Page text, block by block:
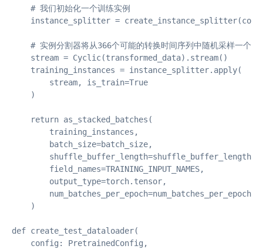
    # 我们初始化一个训练实例
instance_splitter =
# 实例分割器将从366个可能的转换时间序列中随机采样一个
    stream = Cyclic(transformed_data).stream()
    training_instances = instance_splitter.apply(
        stream, is_train=True
    )
    return as_stacked_batches(
        training_instances,
        batch_size=batch_size,
        shuffle_buffer_length=shuffle_buffer_length,
        field_names=TRAINING_INPUT_NAMES,
        output_type=torch.tensor,
        num_batches_per_epoch=num_batches_per_epoch,
    )
def create_test_dataloader(
    config: PretrainedConfig,